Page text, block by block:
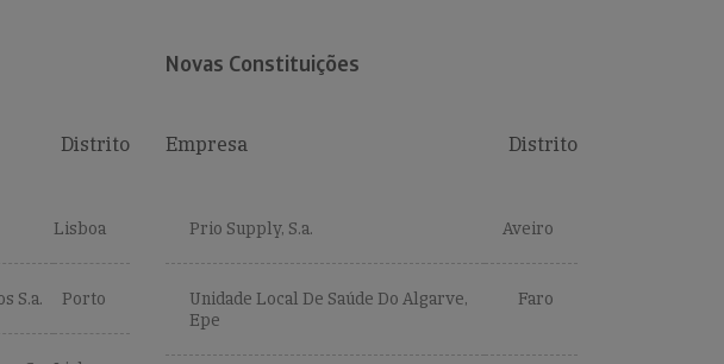
Distrito
Lisboa
S.a. Porto
Novas Constituições
Empresa Distrito
Prio Supply, S.a. Aveiro
Unidade Local De Saúde Do Algarve,
Epe
Faro